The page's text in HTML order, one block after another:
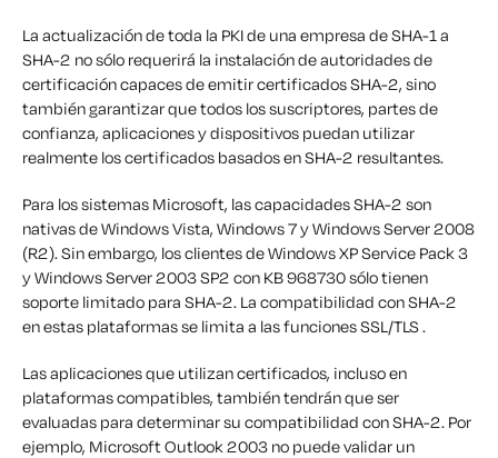
La actualización de toda la PKI de una empresa de SHA-1 a
SHA-2 no sólo requerirá la instalación de autoridades de
certificación capaces de emitir certificados SHA-2, sino
también garantizar que todos los suscriptores, partes de
confianza, aplicaciones y dispositivos puedan utilizar
realmente los certificados basados en SHA-2 resultantes.
Para los sistemas Microsoft, las capacidades SHA-2 son
nativas de Windows Vista, Windows 7 y Windows Server 2008
(R2). Sin embargo, los clientes de Windows XP Service Pack 3
y Windows Server 2003 SP2 con KB 968730 sólo tienen
soporte limitado para SHA-2. La compatibilidad con SHA-2
en estas plataformas se limita a las funciones SSL/TLS .
Las aplicaciones que utilizan certificados, incluso en
plataformas compatibles, también tendrán que ser
evaluadas para determinar su compatibilidad con SHA-2. Por
ejemplo, Microsoft Outlook 2003 no puede validar un